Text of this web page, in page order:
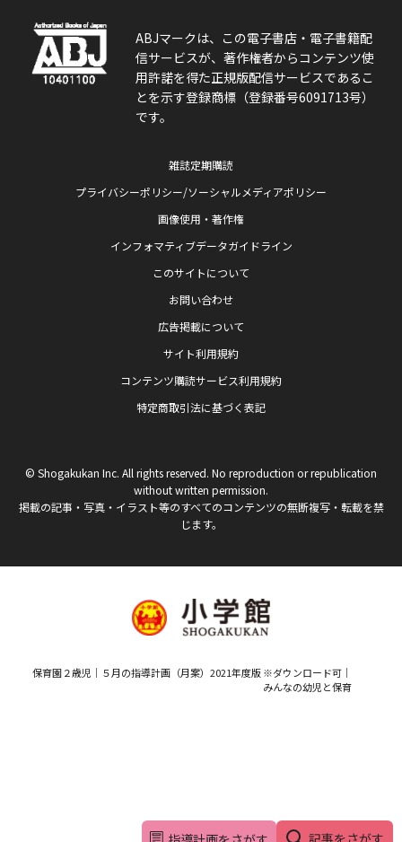
ABJマークは、この電子書店・電子書籍配
信サービスが、著作権者からコンテンツ使
用許諾を得た正規版配信サービスであるこ
とを示す登録商標（登録番号6091713号）
です。
雑誌定期購読
プライバシーポリシー/ソーシャルメディアポリシー
画像使用・著作権
インフォマティブデータガイドライン
このサイトについて
お問い合わせ
広告掲載について
サイト利用規約
コンテンツ購読サービス利用規約
特定商取引法に基づく表記
© Shogakukan Inc. All rights reserved. No reproduction or republication
without written permission.
掲載の記事・写真・イラスト等のすべてのコンテンツの無断複写・転載を禁
じます。
保育園２歳児｜５月の指導計画（月案）2021年度版 ※ダウンロード可｜
みんなの幼児と保育
記事をさがす